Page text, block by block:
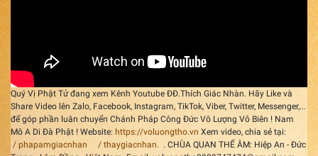
Quý Vị Phật Tử đang xem Kênh Youtube ĐĐ.Thích Giác Nhàn. Hãy Like và
Share Video lên Zalo, Facebook, Instagram, TikTok, Viber, Twitter, Messenger,...
để góp phần luân chuyển Chánh Pháp Công Đức Vô Lượng Vô Biên ! Nam
Mô A Di Đà Phật ! Website: https://voluongtho.vn Xem video, chia sẻ tại:
/ phapamgiacnhan
/ thaygiacnhan. . CHÙA QUAN THẾ ÂM: Hiệp An - Đức